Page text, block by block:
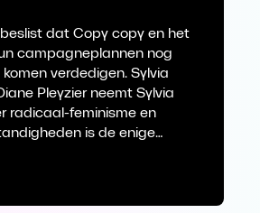
dat Copy copy en het
campagneplannen nog
verdedigen. Sylvia
Pleyzier neemt Sylvia
radicaal-feminisme en
is de enige
De Smet. De drie - van
ze zijn - gaan op café.